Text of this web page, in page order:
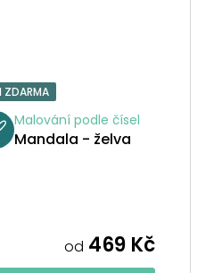
ZDARMA
Malování podle čísel
Mandala - želva
od 469 Kč